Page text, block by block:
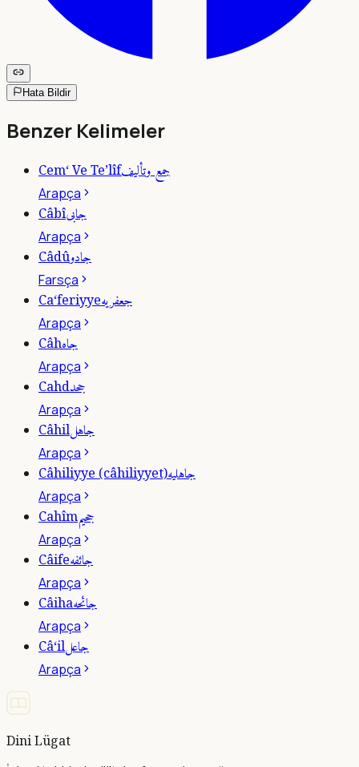
Hata Bildir
Benzer Kelimeler
Cem‘ Ve Te’lîfجمع وتأليف
Arapça
Câbîجابى
Arapça
Câdûجادو
Farsça
Ca‘feriyyeجعفريه
Arapça
Câhجاه
Arapça
Cahdجحد
Arapça
Câhilجاهل
Arapça
Câhiliyye (câhiliyyet)جاهليه
Arapça
Cahîmجحيم
Arapça
Câifeجائفه
Arapça
Câihaجائحه
Arapça
Câ‘ilجاعل
Arapça
Dini Lügat